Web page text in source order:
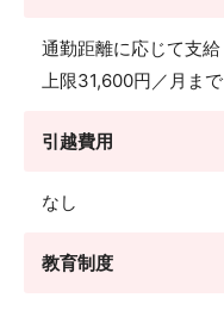
通勤距離に応じて支給
上限31,600円／月まで
引越費用
なし
教育制度